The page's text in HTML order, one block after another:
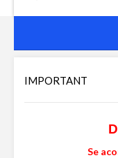
Contact
IMPORTANT
Se